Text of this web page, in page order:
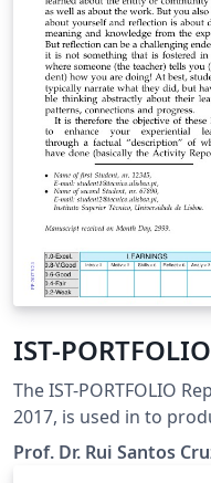
IST-
The IST-PORTFOLIO
2017, is used in to produce the Activities Report and the
Learnings Report of
UNIVERSIDADE DE
Prof. Dr. Rui Santos